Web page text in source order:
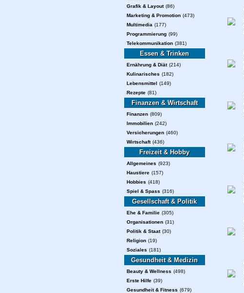
Grafik & Layout (86)
Marketing & Promotion (473)
Multimedia (177)
Programmierung (99)
Telekommunikation (381)
Essen & Trinken
Ernährung & Diät (214)
Kulinarisches (182)
Lebensmittel (149)
Rezepte (81)
Finanzen & Wirtschaft
Finanzen (809)
Immobilien (242)
Versicherungen (460)
Wirtschaft (436)
Freizeit & Hobby
Allgemeines (923)
Haustiere (157)
Hobbies (418)
Spiel & Spass (316)
Gesellschaft & Politik
Ehe & Familie (305)
Organisationen (31)
Politik & Staat (30)
Religion (19)
Soziales (181)
Gesundheit & Medizin
Beauty & Wellness (498)
Erste Hilfe (39)
Gesundheit & Fitness (679)